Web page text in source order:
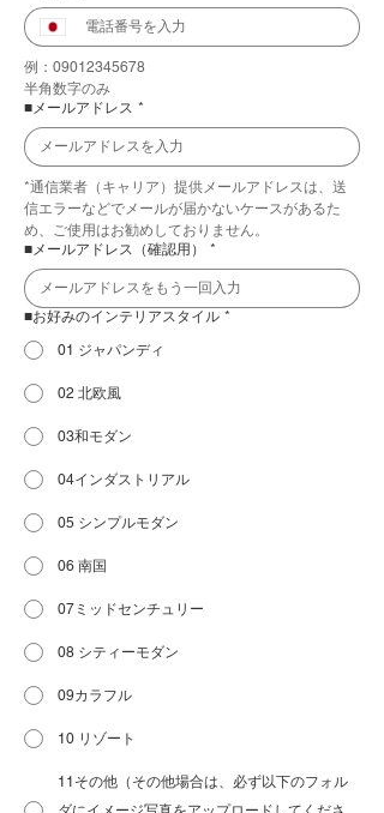
例：09012345678
半角数字のみ
■メールアドレス *
*通信業者（キャリア）提供メールアドレスは、送
信エラーなどでメールが届かないケースがあるた
め、ご使用はお勧めしておりません。
■メールアドレス（確認用）
*
■お好みのインテリアスタイル *
01 ジャパンディ
02 北欧風
03和モダン
04インダストリアル
05 シンプルモダン
06 南国
07ミッドセンチュリー
08 シティーモダン
09カラフル
10 リゾート
11その他（その他場合は、必ず以下のフォル